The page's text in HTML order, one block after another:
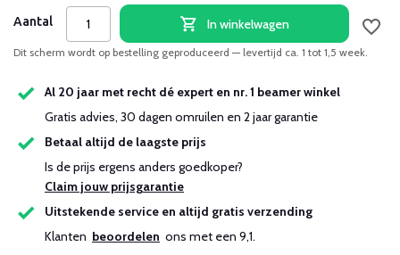
Aantal In winkelwagen
Dit scherm wordt op bestelling geproduceerd — levertijd ca. 1 tot 1,5 week.
Al 20 jaar met recht dé expert en nr. 1 beamer winkel
Gratis advies, 30 dagen omruilen en 2 jaar garantie
Betaal altijd de laagste prijs
Is de prijs ergens anders goedkoper?
Claim jouw prijsgarantie
Uitstekende service en altijd gratis verzending
Klanten beoordelen ons met een 9,1.